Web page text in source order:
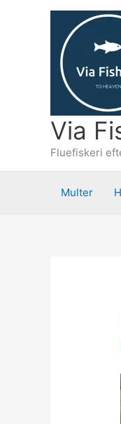
Via
Fluefiskeri
Multer